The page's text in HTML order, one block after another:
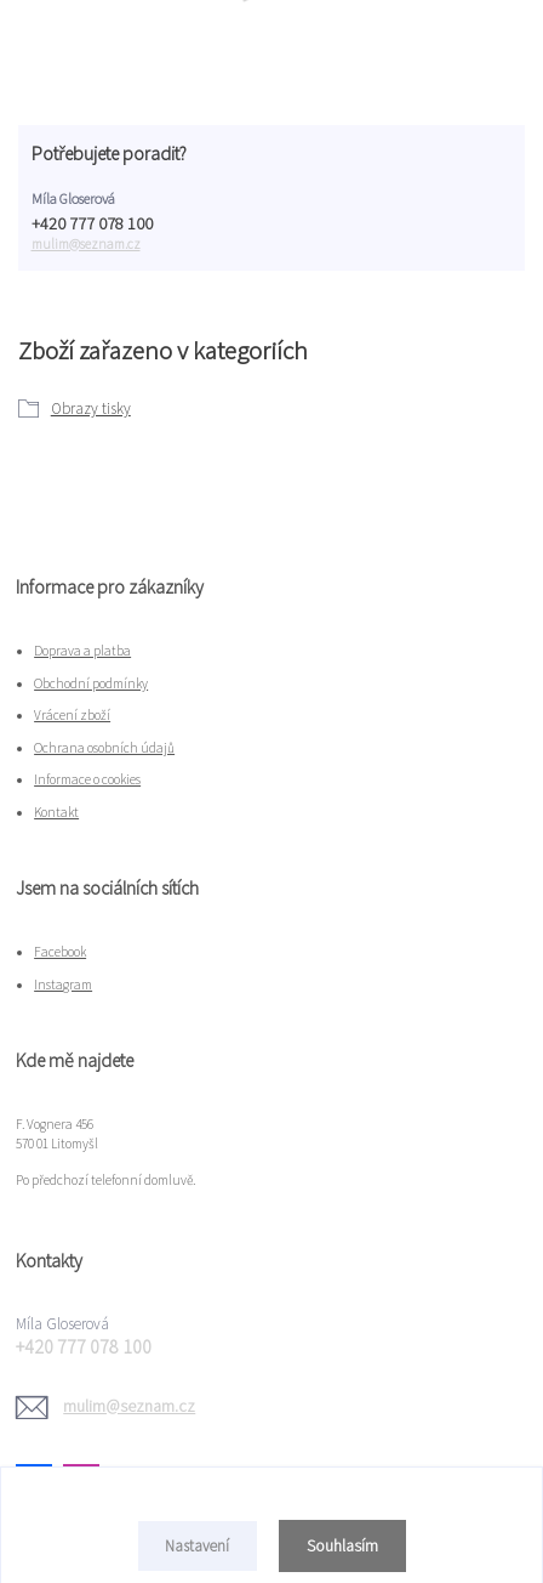
Zboží zařazeno v kategoriích
Obrazy tisky
Potřebujete poradit?
Míla Gloserová
+420 777 078 100
mulim@seznam.cz
Informace pro zákazníky
Doprava a platba
Obchodní podmínky
Vrácení zboží
Ochrana osobních údajů
Informace o cookies
Kontakt
Jsem na sociálních sítích
Facebook
Instagram
Kde mě najdete
F. Vognera 456
570 01 Litomyšl
Po předchozí telefonní domluvě.
Kontakty
Míla Gloserová
+420 777 078 100
mulim@seznam.cz
Nastavení Souhlasím